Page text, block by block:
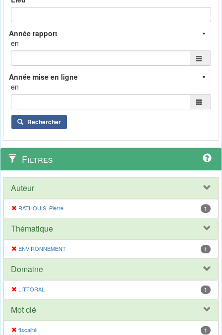
en
en
Rechercher
Filtres
Auteur
RATHOUIS, Pierre 1
Thématique
ENVIRONNEMENT 1
Domaine
LITTORAL 1
Mot clé
fiscalité 1